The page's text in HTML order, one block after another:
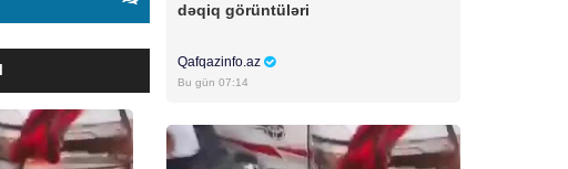
dəqiq görüntüləri
Qafqazinfo.az
Bu gün 07:14